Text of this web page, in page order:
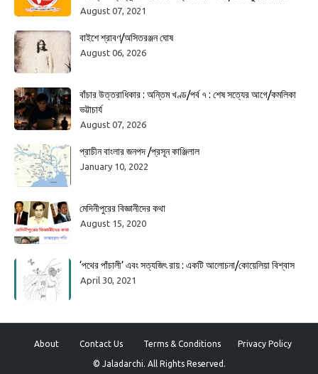
August 07, 2021
বাইশে শ্রাবণ/অসিতরঞ্জন ঘোষ
August 06, 2026
বাঁচার উত্তরাধিকার : অন্তিম খণ্ড/পর্ব ৭ : শেষ সত্যের আগে/কমলিকা
ভট্টাচার্য
August 07, 2026
প্রাচীন বাংলার জনপদ /প্রসূন কাঞ্জিলাল
January 10, 2022
মেদিনীপুরের বিজ্ঞানীদের কথা
August 15, 2020
‘পথের পাঁচালী’ এবং সত্যজিৎ রায় : একটি আলোচনা/কোয়েলিয়া বিশ্বাস
April 30, 2021
About Contact Us Terms & Conditions Privacy Policy
© Jaladarchi. All Rights Reserved.